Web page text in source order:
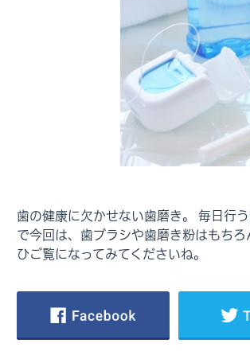
歯の健康に欠かせない歯磨き。 毎日行
で今回は、歯ブラシや歯磨き粉はもち
ひご覧になってみてくださいね。